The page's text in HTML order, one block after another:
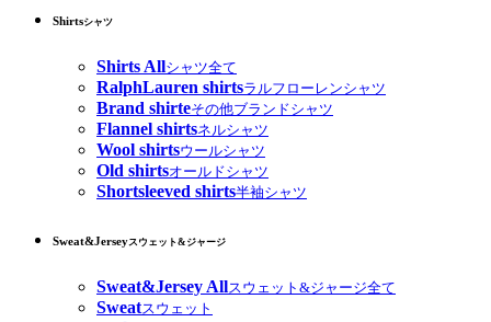
Shirtsシャツ
Shirts Allシャツ全て
RalphLauren shirtsラルフローレンシャツ
Brand shirteその他ブランドシャツ
Flannel shirtsネルシャツ
Wool shirtsウールシャツ
Old shirtsオールドシャツ
Shortsleeved shirts半袖シャツ
Sweat&Jerseyスウェット&ジャージ
Sweat&Jersey Allスウェット&ジャージ全て
Sweatスウェット